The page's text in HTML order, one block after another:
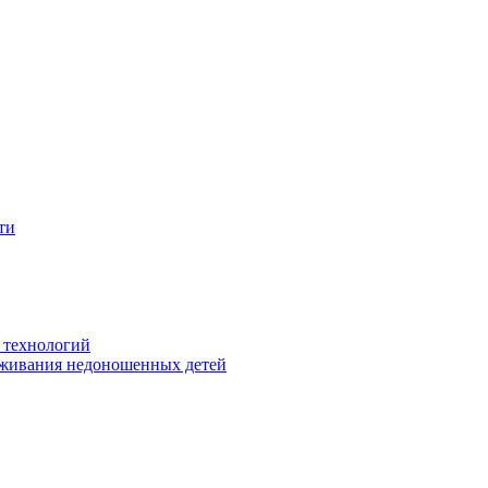
недоношенных детей